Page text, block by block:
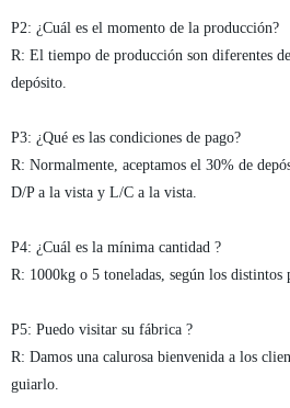
P2: ¿Cuál es el momento de la producción?
R: El tiempo de producción son diferentes
depósito.
P3: ¿Qué es las condiciones de pago?
R: Normalmente, aceptamos el 30% de
D/P a la vista y L/C a la vista.
P4: ¿Cuál es la mínima cantidad ?
R: 1000kg o 5 toneladas, según los distintos
P5: Puedo visitar su fábrica ?
R: Damos una calurosa bienvenida a los
guiarlo.